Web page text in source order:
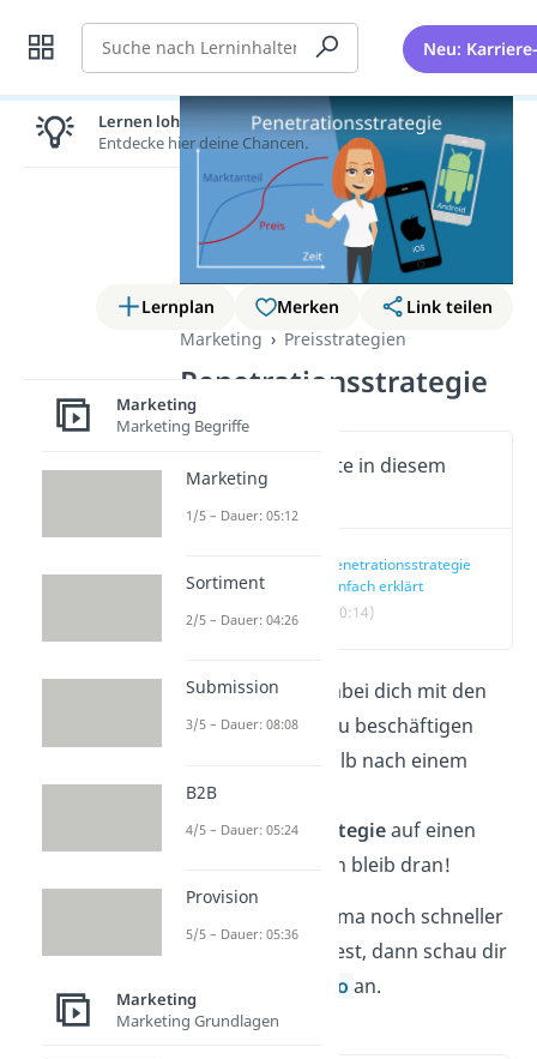
Suche Neu:
Lernplan Merken
Link teilen
Marketing
Preisstrategien
Penetrationsstrategie
Wichtige Inhalte in diesem
Video
Penetrationsstrategie
einfach erklärt
(00:14)
Du bist gerade dabei dich mit den
Preisstrategien
zu beschäftigen
und suchst deshalb nach einem
Video, das dir die
Penetrationsstrategieauf einen
Blick erklärt. Dann bleib dran!
Wenn du das Thema noch schneller
verstehen möchtest, dann schau dir
Video an.
Lernen lohnt sich!
Entdecke hier deine Chancen.
Marketing
Marketing Begriffe
Marketing
1/5 – Dauer: 05:12
Sortiment
2/5 – Dauer: 04:26
Submission
3/5 – Dauer: 08:08
B2B
4/5 – Dauer: 05:24
Provision
5/5 – Dauer: 05:36
Marketing
Marketing Grundlagen